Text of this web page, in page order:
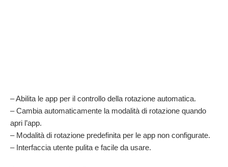
– Abilita le app per il controllo della rotazione automatica.
– Cambia automaticamente la modalità di rotazione quando
apri l’app.
– Modalità di rotazione predefinita per le app non configurate.
– Interfaccia utente pulita e facile da usare.